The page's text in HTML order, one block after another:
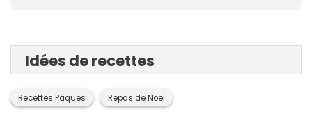
Idées de recettes
Recettes Pâques Repas de Noël